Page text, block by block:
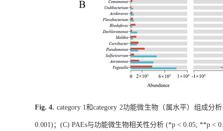
Fig. 4. category 1和category 2功能微生物（属水平）组成分析
0.001) ； (C) PAEs与功能微生物相关性分析 (*p < 0.05; **p <